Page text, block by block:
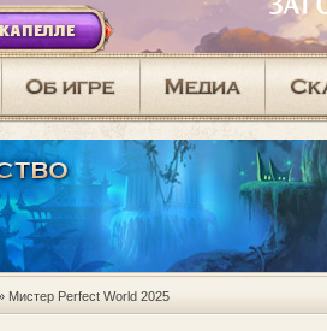
Мистер Perfect World 2025